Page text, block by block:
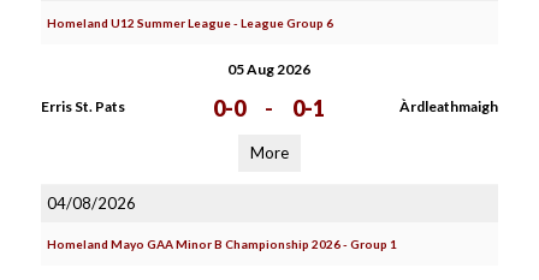
Homeland U12 Summer League - League Group 6
05 Aug 2026
Erris St. Pats 0-0 - 0-1 Àrdleathmaigh
More
04/08/2026
Homeland Mayo GAA Minor B Championship 2026 - Group 1